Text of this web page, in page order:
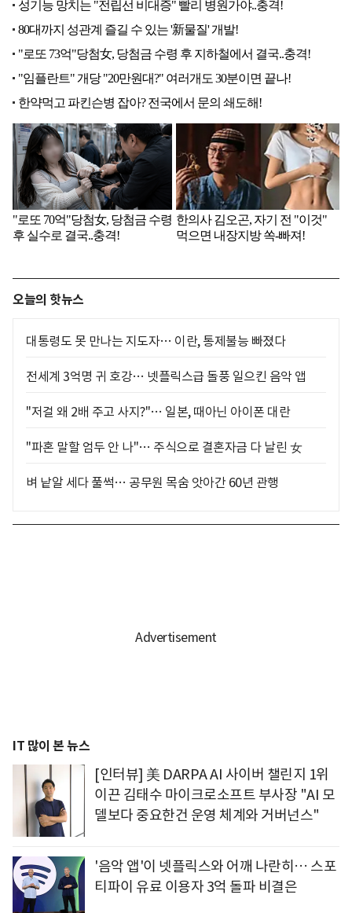
오늘의 핫뉴스
대통령도 못 만나는 지도자… 이란, 통제불능 빠졌다
전세계 3억명 귀 호강… 넷플릭스급 돌풍 일으킨 음악 앱
"저걸 왜 2배 주고 사지?"… 일본, 때아닌 아이폰 대란
"파혼 말할 엄두 안 나"… 주식으로 결혼자금 다 날린 女
벼 낱알 세다 풀썩… 공무원 목숨 앗아간 60년 관행
IT 많이 본 뉴스
[인터뷰] 美 DARPA AI 사이버 챌린지 1위
이끈 김태수 마이크로소프트 부사장 "AI 모
델보다 중요한건 운영 체계와 거버넌스"
'음악 앱'이 넷플릭스와 어깨 나란히… 스포
티파이 유료 이용자 3억 돌파 비결은